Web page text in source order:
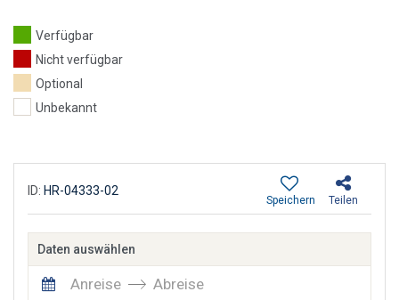
Verfügbar
Nicht verfügbar
Optional
Unbekannt
ID: HR-04333-02
Teilen
Speichern
Daten auswählen
Anreise
Abreise